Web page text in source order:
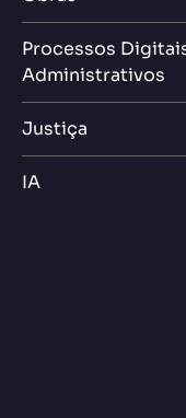
Processos
Administrativos
Justiça
IA